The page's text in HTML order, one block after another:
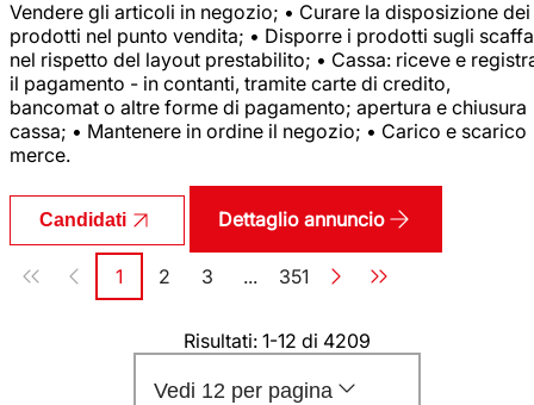
Vendere gli articoli in negozio; • Curare la disposizione dei
prodotti nel punto vendita; • Disporre i prodotti sugli
nel rispetto del layout prestabilito; • Cassa: riceve e
il pagamento - in contanti, tramite carte di credito,
bancomat o altre forme di pagamento; apertura e chiusura
cassa; • Mantenere in ordine il negozio; • Carico e scarico
merce.
Candidati Dettaglio annuncio
Paginazione
Pagina
1 Pagina
2 Pagina
3 ... Pagina
351
Risultati: 1-12 di 4209
Vedi 12 per pagina